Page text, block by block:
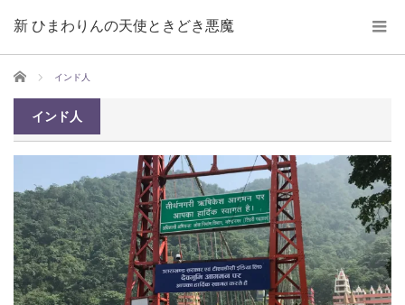
新 ひまわりんの天使ときどき悪魔
ホーム インド人
インド人